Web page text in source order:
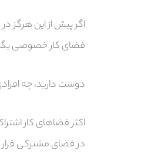
اگر پیش از این هرگز
فضای کار خصوصی
دوست دارید، چه
اکثر فضاهای کار
در فضای مشترکی قرار